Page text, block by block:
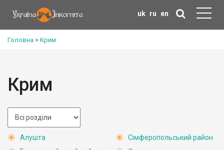
uk ru en
Головна > Крим
Крим
Алушта
Сімферопольський район